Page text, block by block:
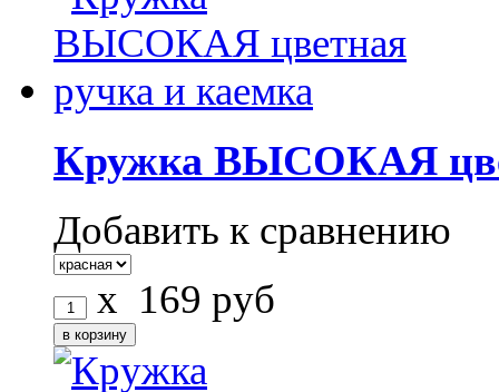
Кружка ВЫСОКАЯ
Добавить к сравнению
x 169 руб